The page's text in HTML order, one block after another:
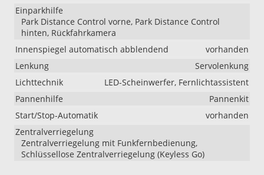
Einparkhilfe
Park Distance Control vorne, Park Distance Control
hinten, Rückfahrkamera
Innenspiegel automatisch abblendend
vorhanden
Lenkung
Servolenkung
Lichttechnik
LED-Scheinwerfer, Fernlichtassistent
Pannenhilfe
Pannenkit
Start/Stop-Automatik
vorhanden
Zentralverriegelung
Zentralverriegelung mit Funkfernbedienung,
Schlüssellose Zentralverriegelung (Keyless Go)